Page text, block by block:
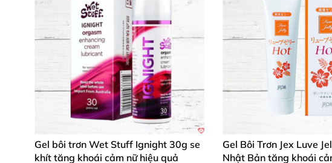
Gel bôi trơn Wet Stuff Ignight 30g se
khít tăng khoái cảm nữ hiệu quả
Gel Bôi Trơn Jex Luve
Nhật Bản tăng khoái